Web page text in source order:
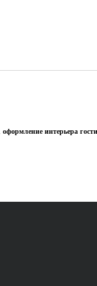
оформление интерьера